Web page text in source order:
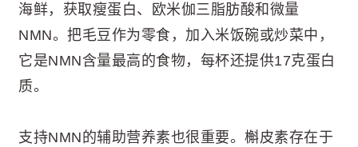
海鲜，获取瘦蛋白、欧米伽三脂肪酸和微量
NMN。把毛豆作为零食，加入米饭碗或炒菜中，
它是NMN含量最高的食物，每杯还提供17克蛋白
质。
支持NMN的辅助营养素也很重要。槲皮素存在于